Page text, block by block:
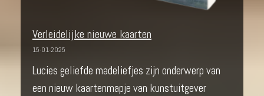
Verleidelijke nieuwe kaarten
15-01-2025
Lucies geliefde madeliefjes zijn onderwerp van
een nieuw kaartenmapje van kunstuitgever